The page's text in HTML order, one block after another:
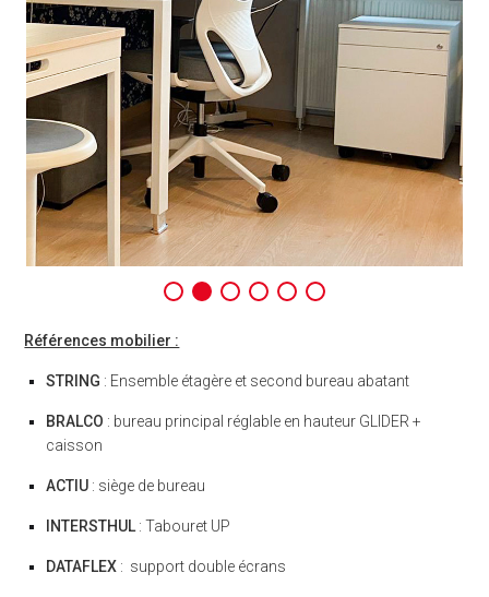
Références mobilier :
STRING : Ensemble étagère et second bureau abatant
BRALCO : bureau principal réglable en hauteur GLIDER +
caisson
ACTIU : siège de bureau
INTERSTHUL : Tabouret UP
DATAFLEX : support double écrans